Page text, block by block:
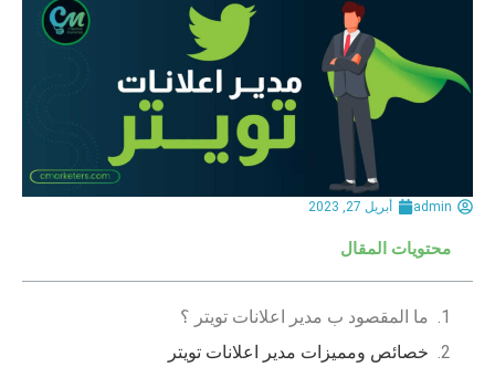
admin أبريل 27, 2023
محتويات المقال
ما المقصود ب مدير اعلانات تويتر ؟
خصائص ومميزات مدير اعلانات تويتر